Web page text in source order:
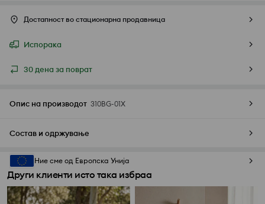
Достапност во стационарна продавница
Испорака
30 дена за поврат
Опис на производот 310BG-01X
Состав и одржување
Ние сме од Европска Унија
Други клиенти исто така избраа